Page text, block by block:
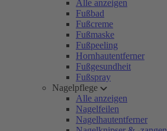
Alle anzeigen
Fußbad
Fußcreme
Fußmaske
Fußpeeling
Hornhautentferner
Fußgesundheit
Fußspray
Nagelpflege
Alle anzeigen
Nagelfeilen
Nagelhautentferner